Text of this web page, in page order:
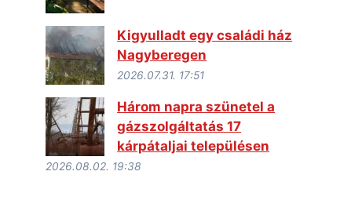
Kigyulladt egy családi ház
Nagyberegen
2026.07.31. 17:51
Három napra szünetel a
gázszolgáltatás 17
kárpátaljai településen
2026.08.02. 19:38